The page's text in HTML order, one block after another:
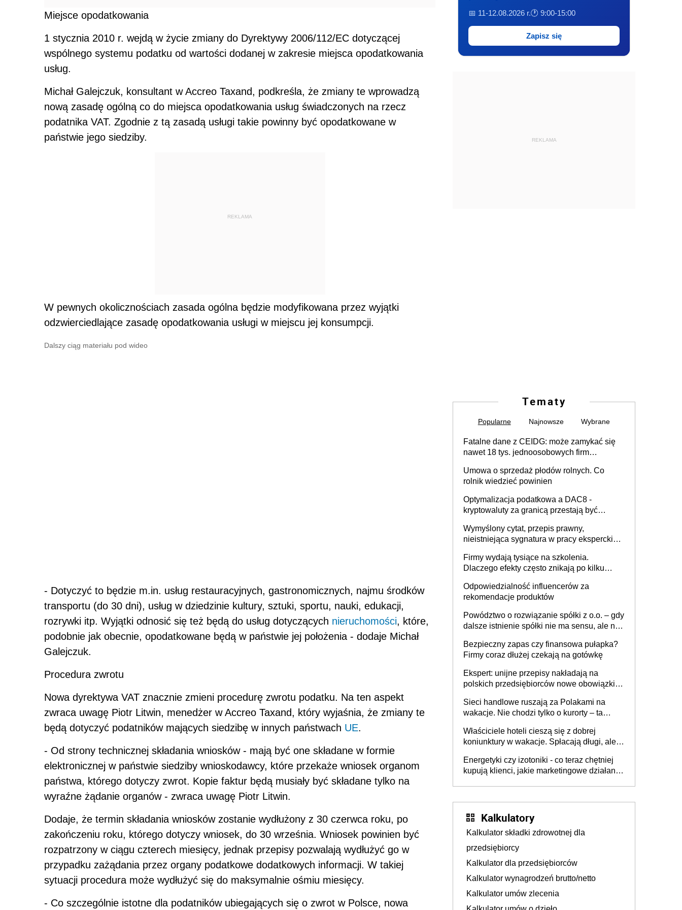
Miejsce opodatkowania
1 stycznia 2010 r. wejdą w życie zmiany do Dyrektywy 2006/112/EC dotyczącej
wspólnego systemu podatku od wartości dodanej w zakresie miejsca opodatkowania
usług.
Michał Galejczuk, konsultant w Accreo Taxand, podkreśla, że zmiany te wprowadzą
nową zasadę ogólną co do miejsca opodatkowania usług świadczonych na rzecz
podatnika VAT. Zgodnie z tą zasadą usługi takie powinny być opodatkowane w
państwie jego siedziby.
REKLAMA
W pewnych okolicznościach zasada ogólna będzie modyfikowana przez wyjątki
odzwierciedlające zasadę opodatkowania usługi w miejscu jej konsumpcji.
Dalszy ciąg materiału pod wideo
- Dotyczyć to będzie m.in. usług restauracyjnych, gastronomicznych, najmu środków
transportu (do 30 dni), usług w dziedzinie kultury, sztuki, sportu, nauki, edukacji,
rozrywki itp. Wyjątki odnosić się też będą do usług dotyczących nieruchomości, które,
podobnie jak obecnie, opodatkowane będą w państwie jej położenia - dodaje Michał
Galejczuk.
Procedura zwrotu
Nowa dyrektywa VAT znacznie zmieni procedurę zwrotu podatku. Na ten aspekt
zwraca uwagę Piotr Litwin, menedżer w Accreo Taxand, który wyjaśnia, że zmiany te
będą dotyczyć podatników mających siedzibę w innych państwach UE.
- Od strony technicznej składania wniosków - mają być one składane w formie
elektronicznej w państwie siedziby wnioskodawcy, które przekaże wniosek organom
państwa, którego dotyczy zwrot. Kopie faktur będą musiały być składane tylko na
wyraźne żądanie organów - zwraca uwagę Piotr Litwin.
Dodaje, że termin składania wniosków zostanie wydłużony z 30 czerwca roku, po
zakończeniu roku, którego dotyczy wniosek, do 30 września. Wniosek powinien być
rozpatrzony w ciągu czterech miesięcy, jednak przepisy pozwalają wydłużyć go w
przypadku zażądania przez organy podatkowe dodatkowych informacji. W takiej
sytuacji procedura może wydłużyć się do maksymalnie ośmiu miesięcy.
- Co szczególnie istotne dla podatników ubiegających się o zwrot w Polsce, nowa
📅 11-12.08.2026 r.🕐 9:00-15:00
Zapisz się
REKLAMA
Tematy
Popularne Najnowsze Wybrane
Fatalne dane z CEIDG: może zamykać się
nawet 18 tys. jednoosobowych firm
Umowa o sprzedaż płodów rolnych. Co
rolnik wiedzieć powinien
Optymalizacja podatkowa a DAC8 -
kryptowaluty za granicą przestają być
Wymyślony cytat, przepis prawny,
nieistniejąca sygnatura w pracy eksperckiej -
firmie
Firmy wydają tysiące na szkolenia.
Dlaczego efekty często znikają po kilku
Odpowiedzialność influencerów za
rekomendacje produktów
Powództwo o rozwiązanie spółki z o.o. – gdy
dalsze istnienie spółki nie ma sensu, ale nie
Bezpieczny zapas czy finansowa pułapka?
Firmy coraz dłużej czekają na gotówkę
Ekspert: unijne przepisy nakładają na
polskich przedsiębiorców nowe obowiązki w
Sieci handlowe ruszają za Polakami na
wakacje. Nie chodzi tylko o kurorty – ta
tam, gdzie wielu spędzi urlop po cichu
Właściciele hoteli cieszą się z dobrej
koniunktury w wakacje. Spłacają długi, ale
Energetyki czy izotoniki - co teraz chętniej
kupują klienci, jakie marketingowe działania
Kalkulatory
Kalkulator składki zdrowotnej dla
przedsiębiorcy
Kalkulator dla przedsiębiorców
Kalkulator wynagrodzeń brutto/netto
Kalkulator umów zlecenia